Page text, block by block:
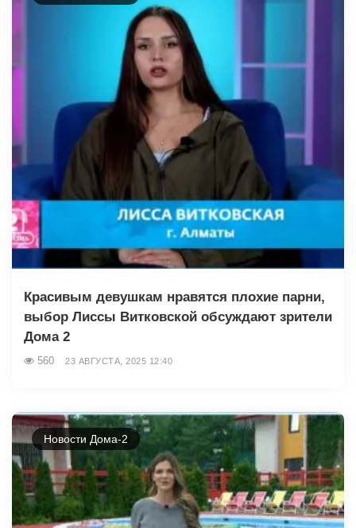
Красивым девушкам нравятся плохие парни,
выбор Лиссы Витковской обсуждают зрители
Дома 2
560 23 АВГУСТА, 2025 12:40
Новости Дома-2